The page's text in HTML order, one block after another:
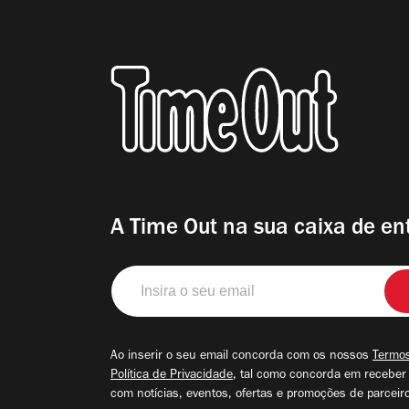
A Time Out na sua caixa de
Insira
o
seu
Ao inserir o seu email concorda com os nossos
Política de Privacidade, tal como concorda em
com notícias, eventos, ofertas e promoções de